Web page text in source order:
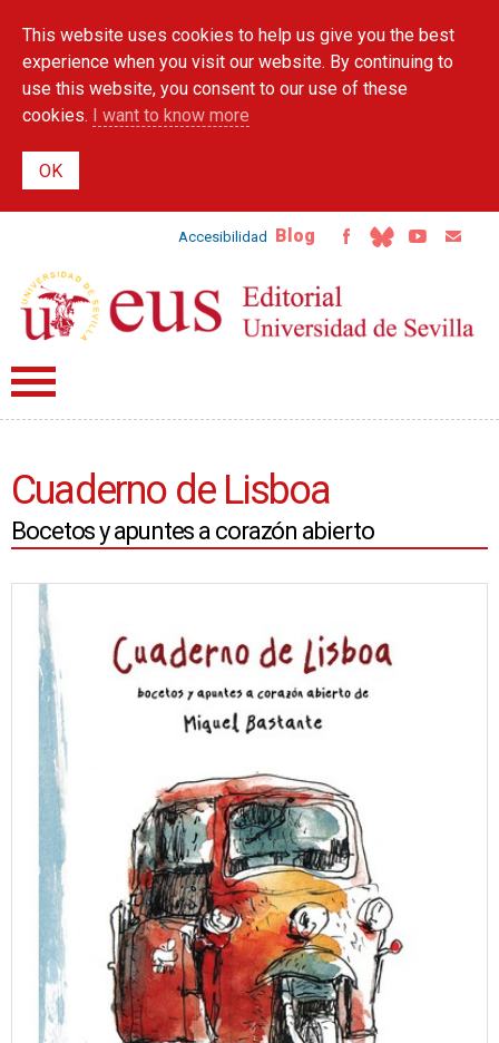
main
content
This website uses cookies to help us give you the best
experience when you visit our website. By continuing to
use this website, you consent to our use of these
cookies. I want to know more
Accesibilidad Blog
Cuaderno de Lisboa
Bocetos y apuntes a corazón abierto